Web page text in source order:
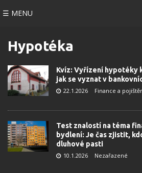
☰ MENU
Hypotéka
Kvíz: Vyřízení hypotéky
jak se vyznat v
22.1.2026 Finance a
Test znalostí na téma
bydlení: Je čas zjistit,
dluhové pasti
10.1.2026 Nezařazené